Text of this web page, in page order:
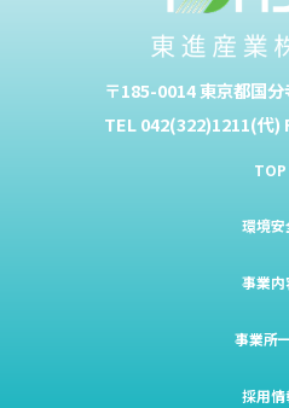
〒185-0014 東京都国
TEL 042(322)1211(代)
TOP
環境安
事業内
事業所
採用情